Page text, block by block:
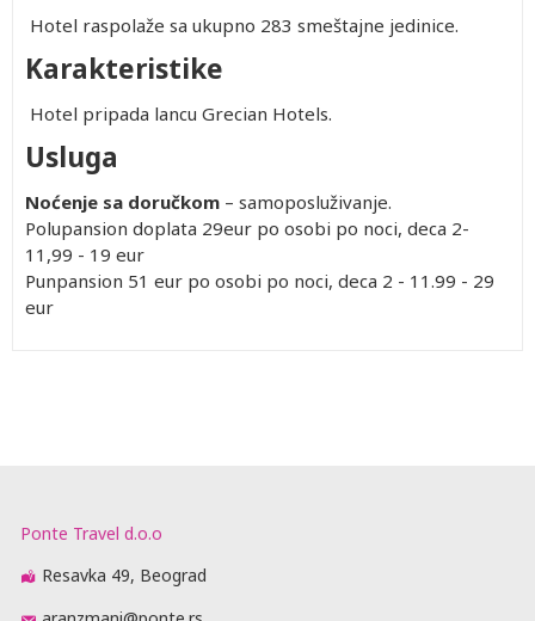
Hotel raspolaže sa ukupno 283 smeštajne jedinice.
Karakteristike
Hotel pripada lancu Grecian Hotels.
Usluga
Noćenje sa doručkom – samoposluživanje.
Polupansion doplata 29eur po osobi po noci, deca 2-
11,99 - 19 eur
Punpansion 51 eur po osobi po noci, deca 2 - 11.99 - 29
eur
Ponte Travel d.o.o
Resavka 49, Beograd